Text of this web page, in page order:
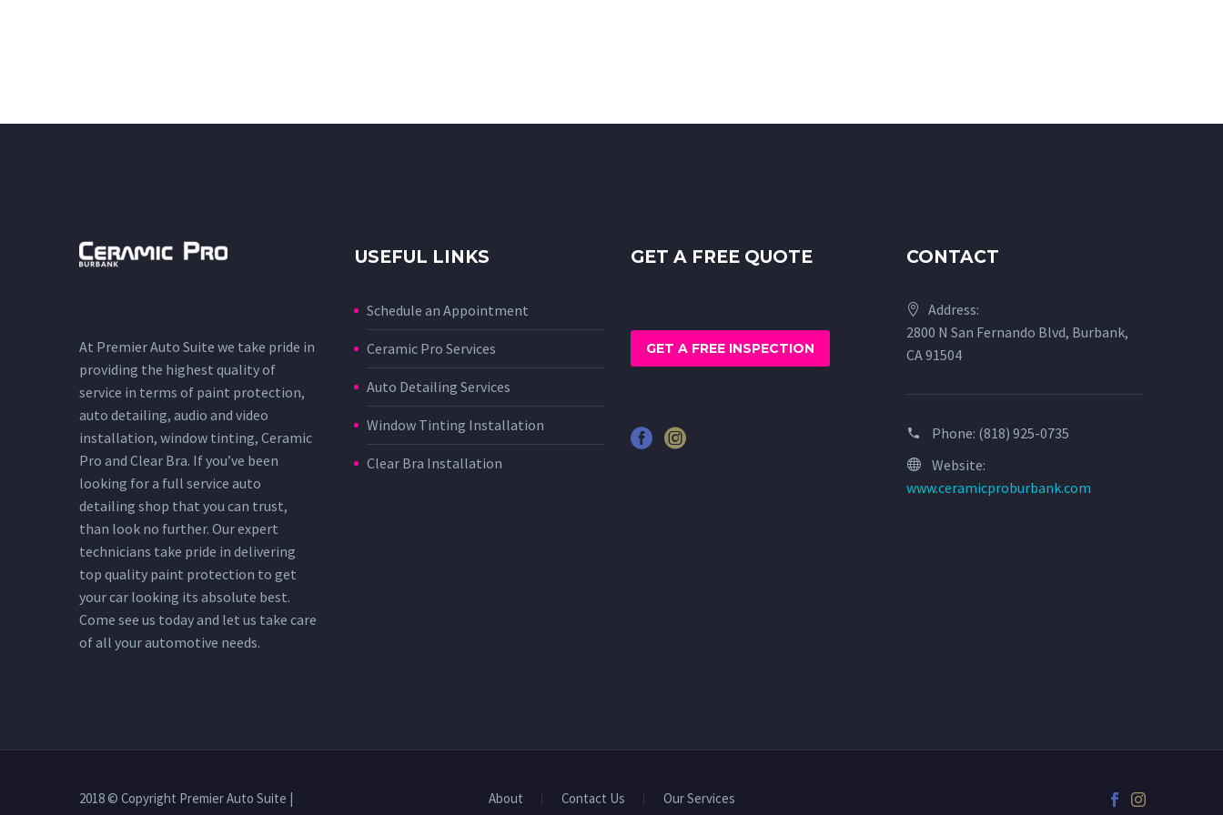
At Premier Auto Suite we take pride in
providing the highest quality of
service in terms of paint protection,
auto detailing, audio and video
installation, window tinting, Ceramic
Pro and Clear Bra. If you’ve been
looking for a full service auto
detailing shop that you can trust,
than look no further. Our expert
technicians take pride in delivering
top quality paint protection to get
your car looking its absolute best.
Come see us today and let us take care
of all your automotive needs.
USEFUL LINKS
Schedule an Appointment
Ceramic Pro Services
Auto Detailing Services
Window Tinting Installation
Clear Bra Installation
GET A FREE QUOTE
GET A FREE INSPECTION
CONTACT
Address:
2800 N San Fernando Blvd, Burbank,
CA 91504
Phone: (818) 925-0735
Website:
www.ceramicproburbank.com
About Contact Us Our Services
2018 © Copyright Premier Auto Suite |